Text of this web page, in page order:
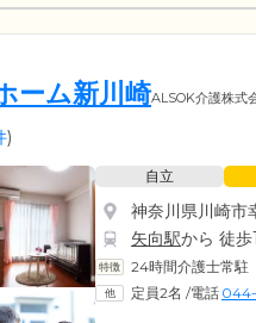
ーム新川崎ALSOK介護株式
)
自立
神奈川県川崎市
矢向駅から 徒歩
24時間介護士常駐
定員2名 /電話